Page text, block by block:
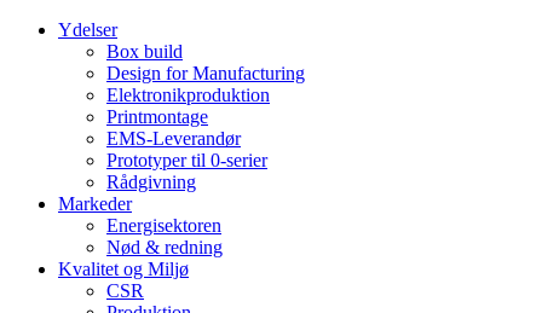
Ydelser
Box build
Design for Manufacturing
Elektronikproduktion
Printmontage
EMS-Leverandør
Prototyper til 0-serier
Rådgivning
Markeder
Energisektoren
Nød & redning
Kvalitet og Miljø
CSR